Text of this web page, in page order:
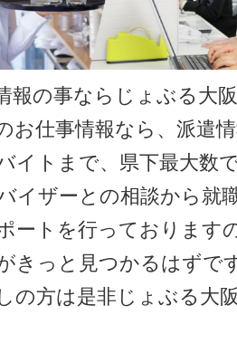
報の事ならじょぶる大
お仕事情報なら、派遣
イトまで、県下最大数
イザーとの相談から就
ートを行っております
きっと見つかるはずで
の方は是非じょぶる大